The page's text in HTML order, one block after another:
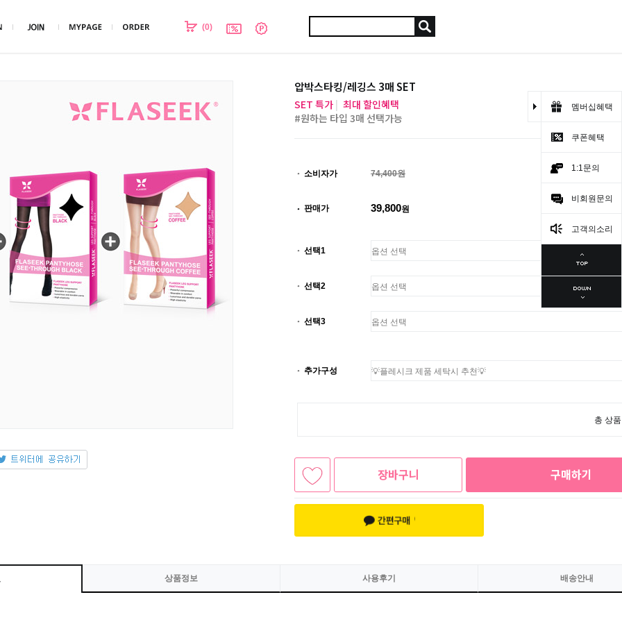
(0)
멤버십혜택
쿠폰혜택
1:1문의
비회원문의
고객의소리
압박스타킹/레깅스 3매 SET
SET 특가 | 최대 할인혜택
#원하는 타입 3매 선택가능
소비자가 74,400원
판매가 39,800원
선택1
선택2
선택3
추가구성
총 상품
장바구니 구매하기
상품정보 사용후기 배송안내